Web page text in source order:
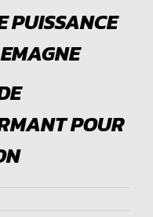
PUISSANCE
POUR